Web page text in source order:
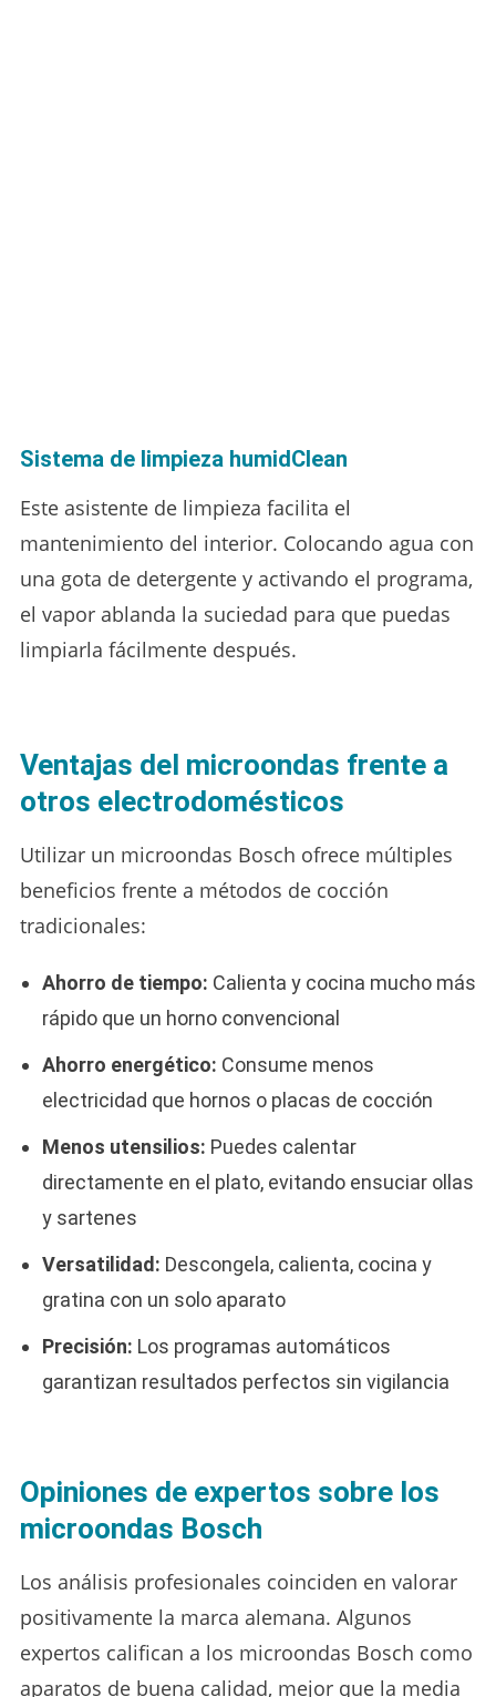
Sistema de limpieza humidClean
Este asistente de limpieza facilita el
mantenimiento del interior. Colocando agua con
una gota de detergente y activando el programa,
el vapor ablanda la suciedad para que puedas
limpiarla fácilmente después.
Ventajas del microondas frente a
otros electrodomésticos
Utilizar un microondas Bosch ofrece múltiples
beneficios frente a métodos de cocción
tradicionales:
Ahorro de tiempo: Calienta y cocina mucho más
rápido que un horno convencional
Ahorro energético: Consume menos
electricidad que hornos o placas de cocción
Menos utensilios: Puedes calentar
directamente en el plato, evitando ensuciar ollas
y sartenes
Versatilidad: Descongela, calienta, cocina y
gratina con un solo aparato
Precisión: Los programas automáticos
garantizan resultados perfectos sin vigilancia
Opiniones de expertos sobre los
microondas Bosch
Los análisis profesionales coinciden en valorar
positivamente la marca alemana. Algunos
expertos califican a los microondas Bosch como
aparatos de buena calidad, mejor que la media